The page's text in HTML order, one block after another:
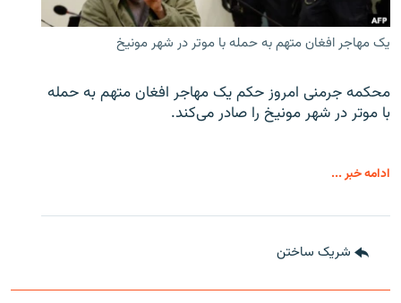
یک مهاجر افغان متهم به حمله با موتر در شهر مونیخ
محکمه جرمنی امروز حکم یک مهاجر افغان متهم به حمله
با موتر در شهر مونیخ را صادر می‌کند.
ادامه خبر ...
شریک ساختن